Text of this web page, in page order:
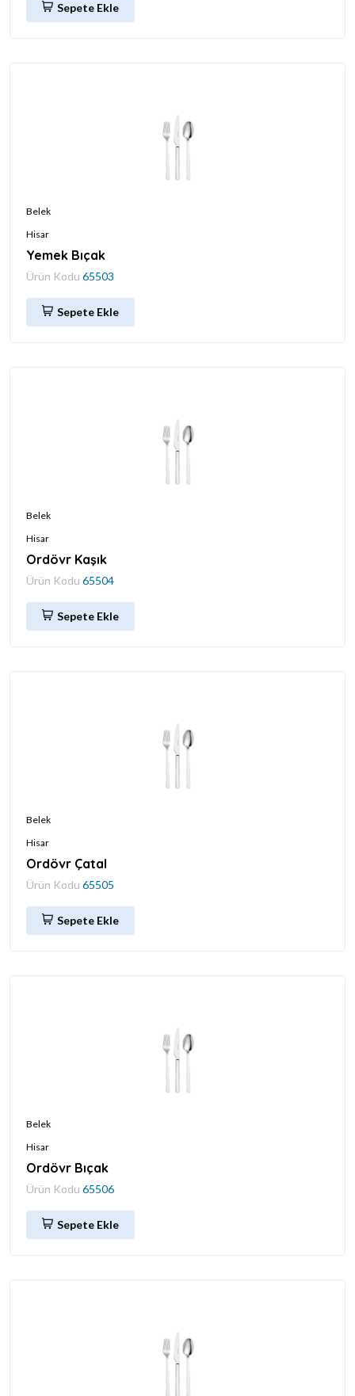
Sepete Ekle
Belek
Hisar
Yemek Bıçak
Ürün Kodu 65503
Sepete Ekle
Belek
Hisar
Ordövr Kaşık
Ürün Kodu 65504
Sepete Ekle
Belek
Hisar
Ordövr Çatal
Ürün Kodu 65505
Sepete Ekle
Belek
Hisar
Ordövr Bıçak
Ürün Kodu 65506
Sepete Ekle